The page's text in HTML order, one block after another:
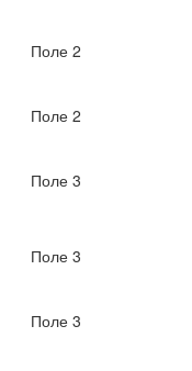
Поле 2
Поле 2
Поле 3
Поле 3
Поле 3